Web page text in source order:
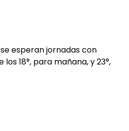
esperan jornadas con
18°, para mañana, y 23°,